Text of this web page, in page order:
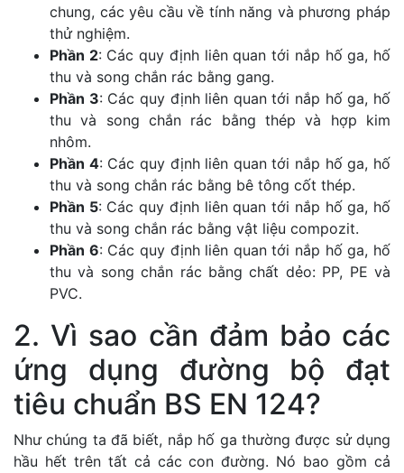
chung, các yêu cầu về tính năng và phương pháp
thử nghiệm.
Phần 2: Các quy định liên quan tới nắp hố ga, hố
thu và song chắn rác bằng gang.
Phần 3: Các quy định liên quan tới nắp hố ga, hố
thu và song chắn rác bằng thép và hợp kim
nhôm.
Phần 4: Các quy định liên quan tới nắp hố ga, hố
thu và song chắn rác bằng bê tông cốt thép.
Phần 5: Các quy định liên quan tới nắp hố ga, hố
thu và song chắn rác bằng vật liệu compozit.
Phần 6: Các quy định liên quan tới nắp hố ga, hố
thu và song chắn rác bằng chất dẻo: PP, PE và
PVC.
2. Vì sao cần đảm bảo các
ứng dụng đường bộ đạt
tiêu chuẩn BS EN 124?
Như chúng ta đã biết, nắp hố ga thường được sử dụng
hầu hết trên tất cả các con đường. Nó bao gồm cả